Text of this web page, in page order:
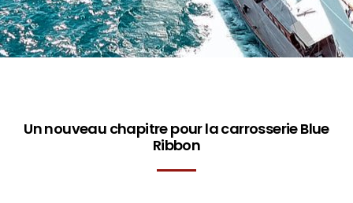
Un nouveau chapitre pour la carrosserie Blue
Ribbon